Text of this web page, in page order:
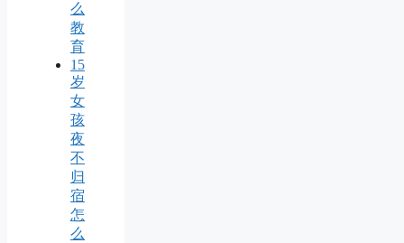
么
教
育
15
岁
女
孩
夜
不
归
宿
怎
么